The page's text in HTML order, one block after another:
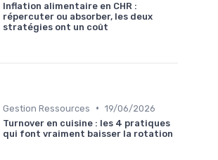
Inflation alimentaire en CHR :
répercuter ou absorber, les deux
stratégies ont un coût
Gestion Ressources • 19/06/2026
Turnover en cuisine : les 4 pratiques
qui font vraiment baisser la rotation